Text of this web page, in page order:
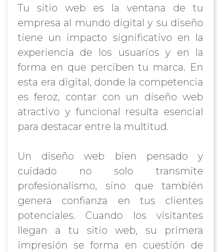
Tu sitio web es la ventana de tu
empresa al mundo digital y su diseño
tiene un impacto significativo en la
experiencia de los usuarios y en la
forma en que perciben tu marca. En
esta era digital, donde la competencia
es feroz, contar con un diseño web
atractivo y funcional resulta esencial
para destacar entre la multitud.
Un diseño web bien pensado y
cuidado no solo transmite
profesionalismo, sino que también
genera confianza en tus clientes
potenciales. Cuando los visitantes
llegan a tu sitio web, su primera
impresión se forma en cuestión de